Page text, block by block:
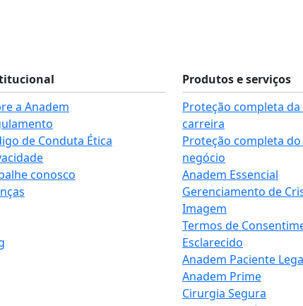
a Anadem
de Conduta Ética
conosco
Produtos e serviços
Proteção completa da
carreira
Proteção completa do
negócio
Anadem Essencial
Gerenciamento de
Imagem
Termos de
Esclarecido
Anadem Paciente
Anadem Prime
Cirurgia Segura